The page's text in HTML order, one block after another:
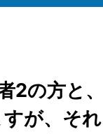
2の方と
が、そ